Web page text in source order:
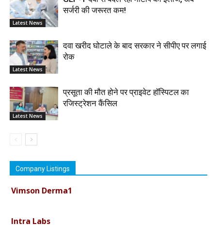
Latest News
सर्जरी की जरूरत कम!
Latest News
दवा खरीद घोटाले के बाद सरकार ने सीपीए पर लगाई
रोक
Latest News
प्रसूता की मौत होने पर प्राइवेट हॉस्पिटल का
रजिस्ट्रेशन कैंसिल
Company Listings
Vimson Derma1
Intra Labs